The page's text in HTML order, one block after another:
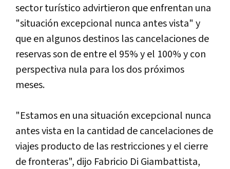
sector turístico advirtieron que enfrentan una
"situación excepcional nunca antes vista" y
que en algunos destinos las cancelaciones de
reservas son de entre el 95% y el 100% y con
perspectiva nula para los dos próximos
meses.
"Estamos en una situación excepcional nunca
antes vista en la cantidad de cancelaciones de
viajes producto de las restricciones y el cierre
de fronteras", dijo Fabricio Di Giambattista,